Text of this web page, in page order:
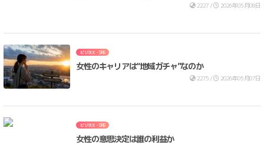
2227 / 2026年05月08日
ビジネス・SNS
女性のキャリアは“地域ガチャ”なのか
2275 / 2026年05月07日
ビジネス・SNS
女性の意思決定は誰の利益か